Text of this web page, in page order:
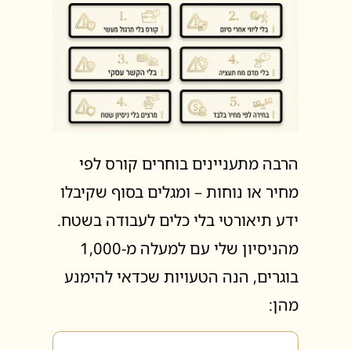
הרבה מתעניינים בוחרים קורס לפי
מחיר או נוחות – ומגלים בסוף שקיבלו
ידע תיאורטי בלי כלים לעבודה בשטח.
מהניסיון שלי עם למעלה מ-1,000
בוגרים, הנה הטעויות שכדאי להימנע
מהן: